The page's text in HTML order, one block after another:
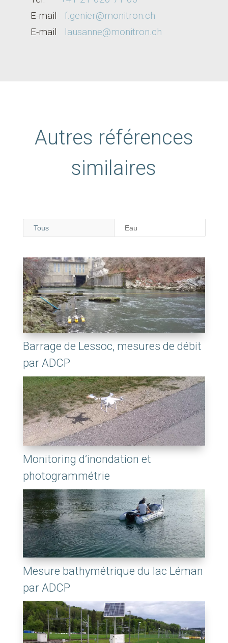
E-mail f.genier@monitron.ch
E-mail lausanne@monitron.ch
Autres références
similaires
Tous Eau
Barrage de Lessoc, mesures de débit
par ADCP
Monitoring d’inondation et
photogrammétrie
Mesure bathymétrique du lac Léman
par ADCP